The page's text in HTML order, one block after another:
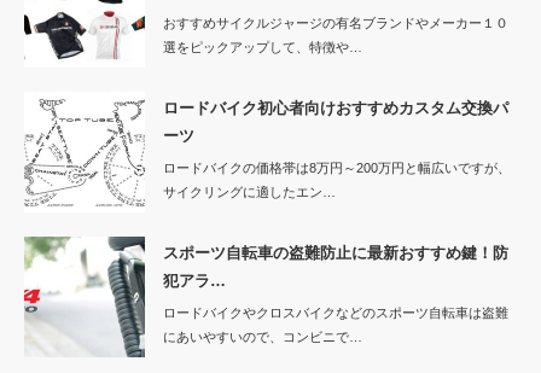
おすすめサイクルジャージの有名ブランドやメーカー１０
選をピックアップして、特徴や…
ロードバイク初心者向けおすすめカスタム交換パ
ーツ
ロードバイクの価格帯は8万円～200万円と幅広いですが、
サイクリングに適したエン…
スポーツ自転車の盗難防止に最新おすすめ鍵！防
犯アラ…
ロードバイクやクロスバイクなどのスポーツ自転車は盗難
にあいやすいので、コンビニで…